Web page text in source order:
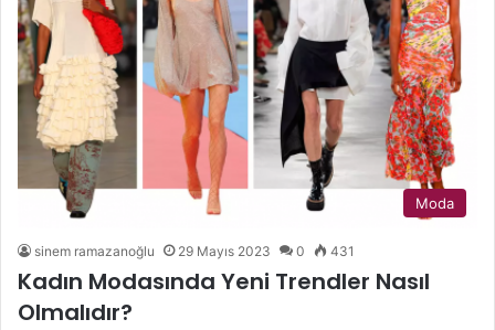
Moda
sinem ramazanoğlu 29 Mayıs 2023 0 431
Kadın Modasında Yeni Trendler Nasıl
Olmalıdır?